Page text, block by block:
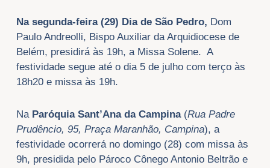
Na segunda-feira (29) Dia de São Pedro, Dom
Paulo Andreolli, Bispo Auxiliar da Arquidiocese de
Belém, presidirá às 19h, a Missa Solene. A
festividade segue até o dia 5 de julho com terço às
18h20 e missa às 19h.
Na Paróquia Sant’Ana da Campina(Rua Padre
Prudêncio, 95, Praça Maranhão, Campina), a
festividade ocorrerá no domingo (28) com missa às
9h, presidida pelo Pároco Cônego Antonio Beltrão e